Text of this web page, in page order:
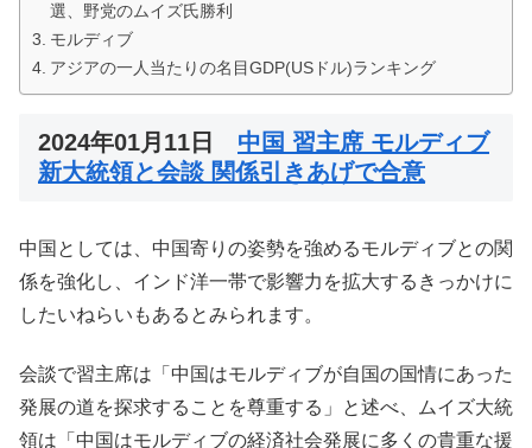
選、野党のムイズ氏勝利
モルディブ
アジアの一人当たりの名目GDP(USドル)ランキング
2024年01月11日 中国 習主席 モルディブ
新大統領と会談 関係引きあげで合意
中国としては、中国寄りの姿勢を強めるモルディブとの関
係を強化し、インド洋一帯で影響力を拡大するきっかけに
したいねらいもあるとみられます。
会談で習主席は「中国はモルディブが自国の国情にあった
発展の道を探求することを尊重する」と述べ、ムイズ大統
領は「中国はモルディブの経済社会発展に多くの貴重な援